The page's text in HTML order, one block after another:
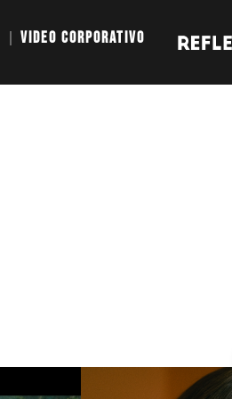
Video Corporativo